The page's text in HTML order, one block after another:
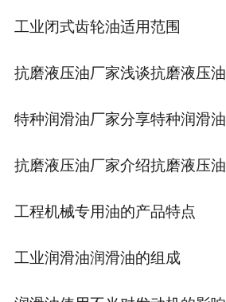
工业闭式齿轮油适用范围
工程机械专用油的产品特点
工业润滑油润滑油的组成